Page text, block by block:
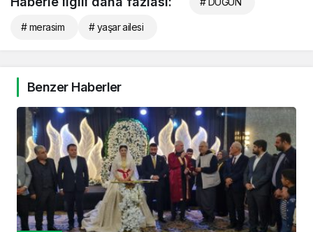
# merasim # yaşar ailesi
Benzer Haberler